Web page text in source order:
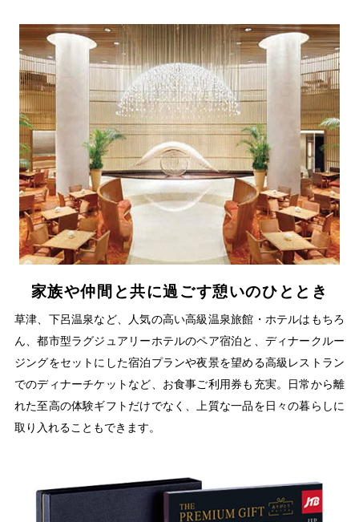
家族や仲間と共に過ごす憩いのひととき
草津、下呂温泉など、人気の高い高級温泉旅館・ホテルはもちろ
ん、都市型ラグジュアリーホテルのペア宿泊と、ディナークルー
ジングをセットにした宿泊プランや夜景を望める高級レストラン
でのディナーチケットなど、お食事ご利用券も充実。日常から離
れた至高の体験ギフトだけでなく、上質な一品を日々の暮らしに
取り入れることもできます。